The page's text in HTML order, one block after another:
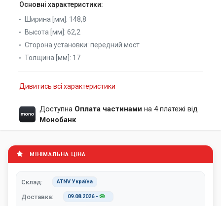
Основні характеристики:
Ширина [мм]: 148,8
Высота [мм]: 62,2
Сторона установки: передний мост
Толщина [мм]: 17
Дивитись всі характеристики
Доступна Оплата частинами на 4 платежі від
Монобанк
МІНІМАЛЬНА ЦІНА
Склад: ATNV Україна
Доставка: 09.08.2026-